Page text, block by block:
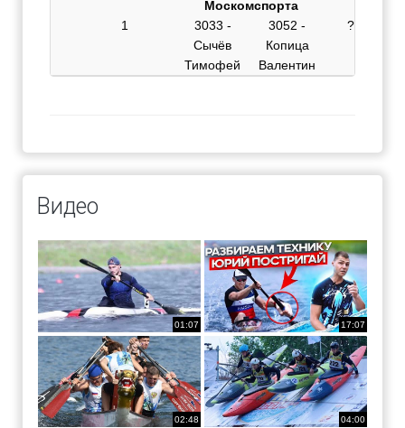
1
Москомспорта
3033 -
Сычёв
Тимофей
3052 -
Копица
Валентин
?? ?????
Видео
01:07 17:07
02:48 04:00